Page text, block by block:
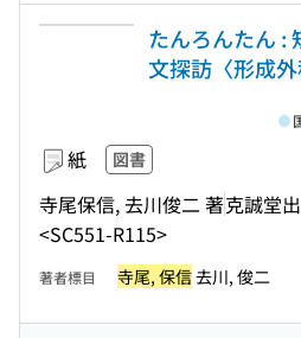
たんろんたん :
文探訪〈形成外
紙 図書
寺尾保信, 去川俊二 著克誠堂
<SC551-R115>
著者標目 寺尾, 保信去川, 俊二